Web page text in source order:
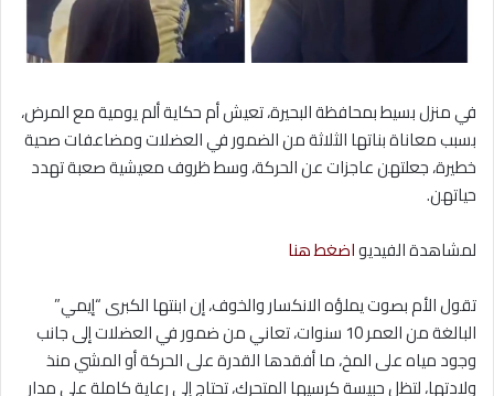
في منزل بسيط بمحافظة البحيرة، تعيش أم حكاية ألم يومية مع المرض،
بسبب معاناة بناتها الثلاثة من الضمور في العضلات ومضاعفات صحية
خطيرة، جعلتهن عاجزات عن الحركة، وسط ظروف معيشية صعبة تهدد
حياتهن.
لمشاهدة الفيديواضغط هنا
تقول الأم بصوت يملؤه الانكسار والخوف، إن ابنتها الكبرى “إيمي”
البالغة من العمر 10 سنوات، تعاني من ضمور في العضلات إلى جانب
وجود مياه على المخ، ما أفقدها القدرة على الحركة أو المشي منذ
ولادتها، لتظل حبيسة كرسيها المتحرك، تحتاج إلى رعاية كاملة على مدار